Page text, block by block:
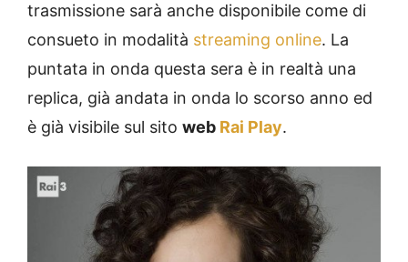
trasmissione sarà anche disponibile come di
consueto in modalità streaming online. La
puntata in onda questa sera è in realtà una
replica, già andata in onda lo scorso anno ed
è già visibile sul sito web Rai Play.